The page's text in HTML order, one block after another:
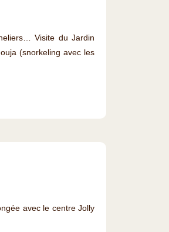
Visite du Jardin
(snorkeling avec les
avec le centre Jolly